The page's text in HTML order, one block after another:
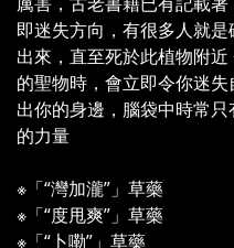
即迷失方向，有很多人就
出來，直至死於此植物附
的聖物時，會立即令你迷
出你的身邊，腦袋中時常
的力量
※「“灣加瀧”」草藥
※「“度甩爽”」草藥
※「“卜嘞”」草藥